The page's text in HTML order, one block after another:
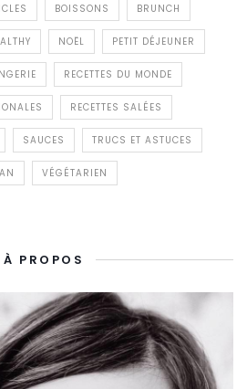
BOISSONS BRUNCH
NOËL PETIT DÉJEUNER
RECETTES DU MONDE
RECETTES SALÉES
SAUCES TRUCS ET ASTUCES
VÉGÉTARIEN
À PROPOS